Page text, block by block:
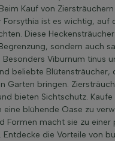
Kauf von
Forsythia ist es wichtig, auf
Diese
sondern auch
Besonders Viburnum tinus
beliebte Blütensträucher,
Garten bringen.
bieten Sichtschutz.
eine blühende Oase zu
Formen macht sie zu
Entdecke die Vorteile von